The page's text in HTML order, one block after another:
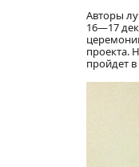
Авторы
16—17
проекта.
пройдет